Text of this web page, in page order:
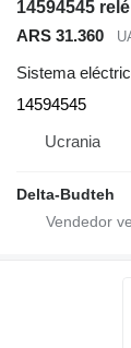
14594545
ARS 31.360
Sistema
14594545
Ucrania
Delta-Budteh